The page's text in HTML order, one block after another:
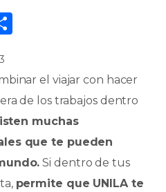
m
p
ar
ti
r
el viajar con hacer
de los trabajos dentro
muchas
que te pueden
Si dentro de tus
permite que UNILA te